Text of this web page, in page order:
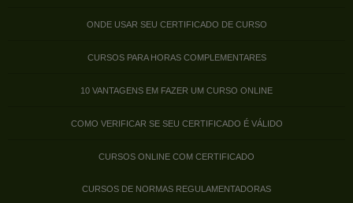
ONDE USAR SEU CERTIFICADO DE CURSO
CURSOS PARA HORAS COMPLEMENTARES
10 VANTAGENS EM FAZER UM CURSO ONLINE
COMO VERIFICAR SE SEU CERTIFICADO É VÁLIDO
CURSOS ONLINE COM CERTIFICADO
CURSOS DE NORMAS REGULAMENTADORAS